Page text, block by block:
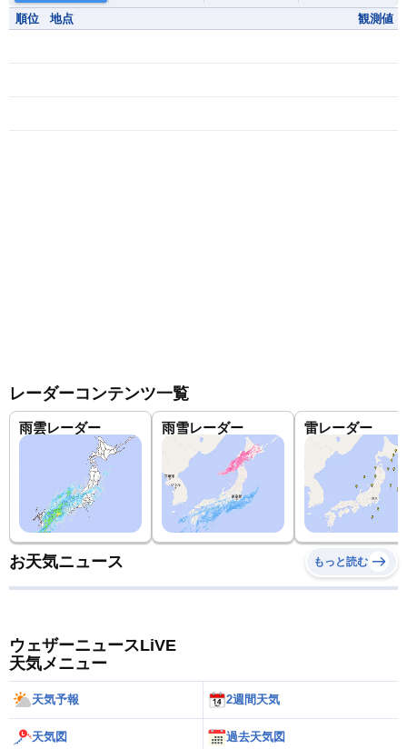
順位 地点 観測値
レーダーコンテンツ一覧
雨雲レーダー 雨雪レーダー 雷レーダー
お天気ニュース もっと読む
ウェザーニュースLiVE
天気メニュー
天気予報 2週間天気
天気図 過去天気図